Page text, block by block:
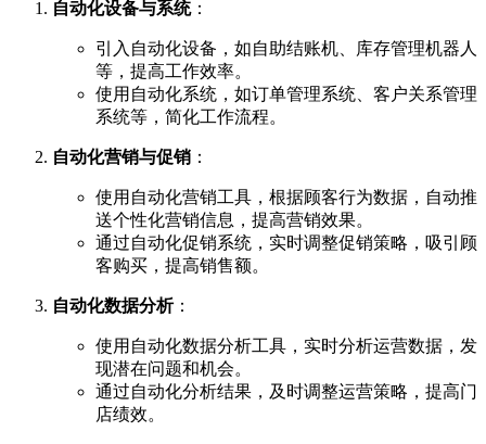
自动化设备与系统：
引入自动化设备，如自助结账机、库存管理机器人
等，提高工作效率。
使用自动化系统，如订单管理系统、客户关系管理
系统等，简化工作流程。
自动化营销与促销 ：
使用自动化营销工具，根据顾客行为数据，自动推
送个性化营销信息，提高营销效果。
通过自动化促销系统，实时调整促销策略，吸引顾
客购买，提高销售额。
自动化数据分析：
使用自动化数据分析工具，实时分析运营数据，发
现潜在问题和机会。
通过自动化分析结果，及时调整运营策略，提高门
店绩效。